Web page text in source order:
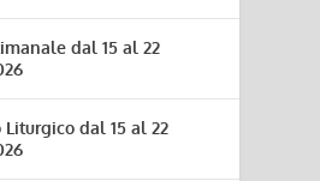
dal 15 al 22
dal 15 al 22